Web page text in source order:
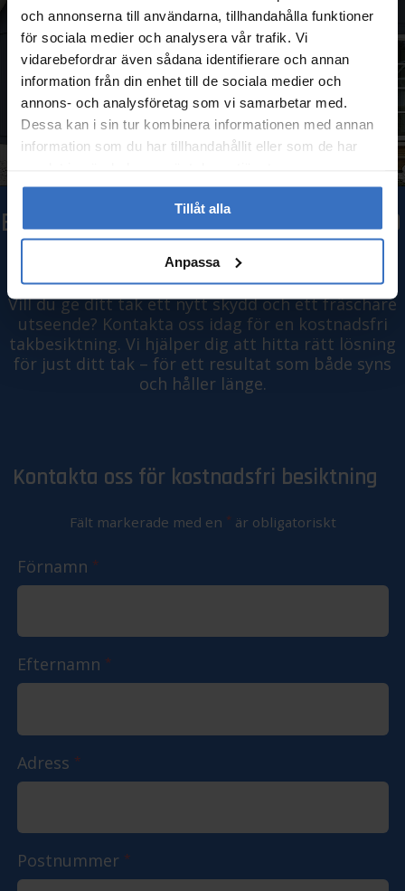
och annonserna till användarna, tillhandahålla funktioner
för sociala medier och analysera vår trafik. Vi
vidarebefordrar även sådana identifierare och annan
information från din enhet till de sociala medier och
annons- och analysföretag som vi samarbetar med.
Dessa kan i sin tur kombinera informationen med annan
information som du har tillhandahållit eller som de har
Tillåt alla
Anpassa
BOKA TAKMÅLNING PÅ ÖLAND
IDAG
Vill du ge ditt tak ett nytt skydd och ett fräschare
utseende? Kontakta oss idag för en kostnadsfri
takbesiktning. Vi hjälper dig att hitta rätt lösning
för just ditt tak – för ett resultat som både syns
och håller länge.
Kontakta oss för kostnadsfri besiktning
Fält markerade med en * är obligatoriskt
Förnamn *
Efternamn *
Adress *
Postnummer *